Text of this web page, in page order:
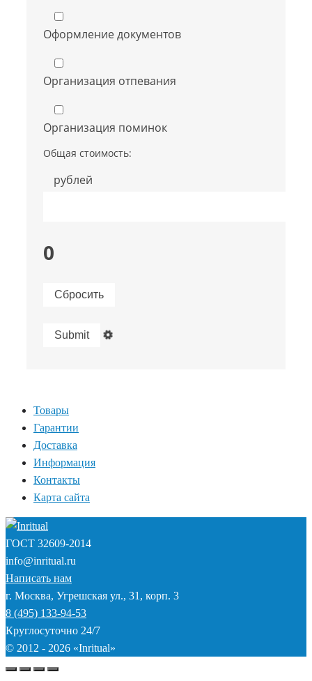
Оформление документов
Организация отпевания
Организация поминок
Общая стоимость:
рублей
0
Сбросить
Товары
Гарантии
Доставка
Информация
Контакты
Карта сайта
ГОСТ 32609-2014
info@inritual.ru
Написать нам
г. Москва, Угрешская ул., 31, корп. 3
8 (495) 133-94-53
Круглосуточно 24/7
© 2012 - 2026 «Inritual»